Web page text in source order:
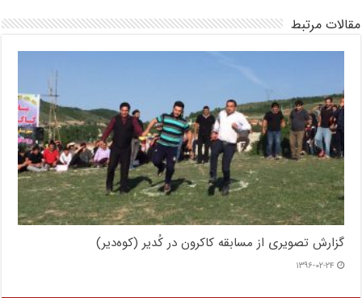
مقالات مرتبط
گزارش تصویری از مسابقه کاکرون در کُدیر (کوه‌دیر)
۱۳۹۶-۰۲-۲۴